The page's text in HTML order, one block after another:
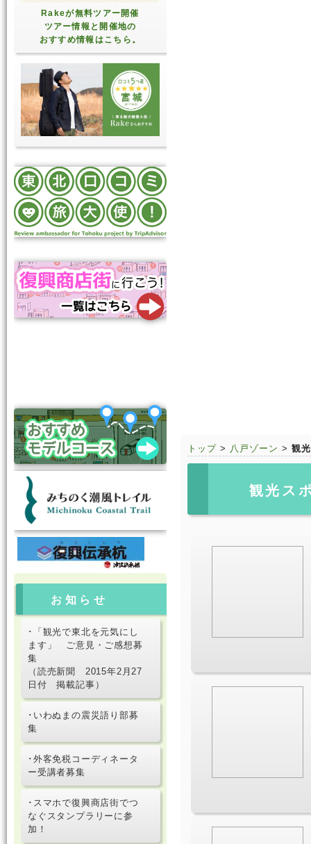
Rakeが無料ツアー開催
ツアー情報と開催地の
おすすめ情報はこちら。
お知らせ
･「観光で東北を元気にし
ます」 ご意見・ご感想募
集
（読売新聞 2015年2月27
日付 掲載記事）
･いわぬまの震災語り部募
集
･外客免税コーディネータ
ー受講者募集
･スマホで復興商店街でつ
なぐスタンプラリーに参
加！
トップ > 八戸ゾーン > 観
観光ス